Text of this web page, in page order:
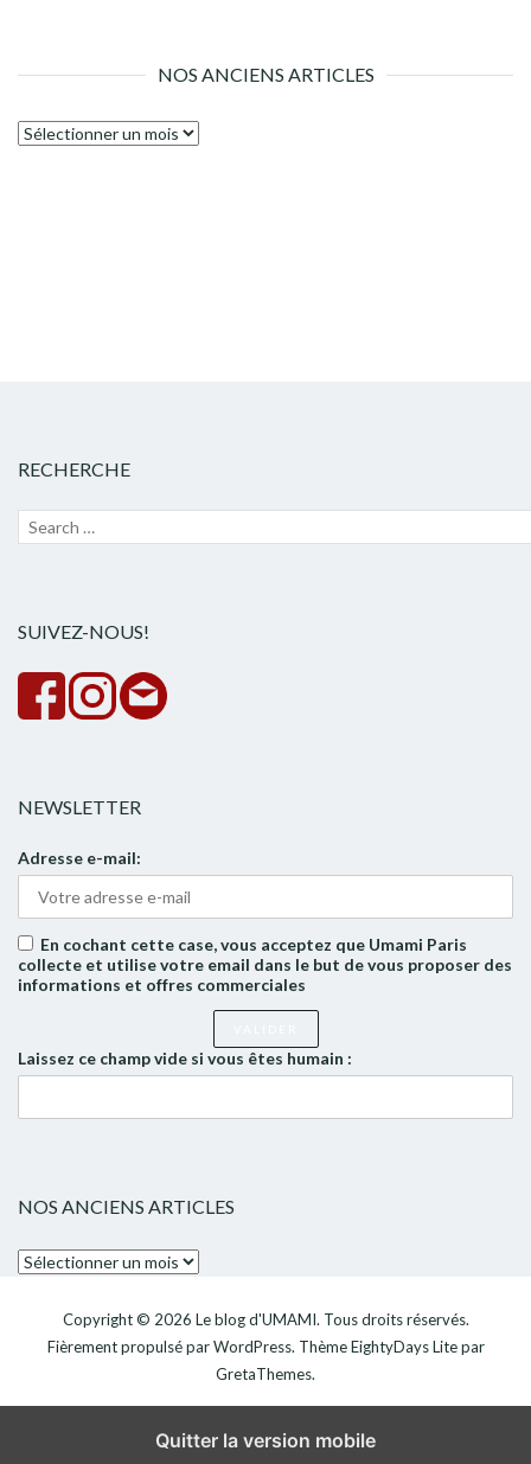
NOS ANCIENS ARTICLES
Nos
RECHERCHE
Recherche
SUIVEZ-NOUS!
NEWSLETTER
Adresse e-mail:
En cochant cette case, vous acceptez que Umami Paris
collecte et utilise votre email dans le but de vous proposer des
informations et offres commerciales
Laissez ce champ vide si vous êtes humain :
NOS ANCIENS ARTICLES
Nos
articlesCopyright © 2026 Le blog d'UMAMI. Tous droits réservés.
Fièrement propulsé parWordPress. ThèmeEightyDays Litepar
GretaThemes.
Quitter la version mobile